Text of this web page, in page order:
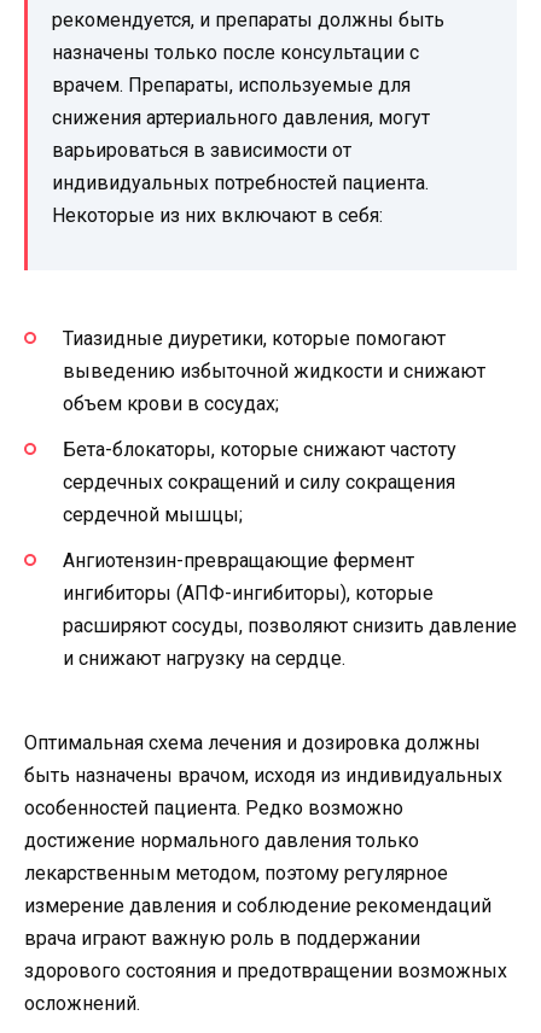
рекомендуется, и препараты должны быть
назначены только после консультации с
врачем. Препараты, используемые для
снижения артериального давления, могут
варьироваться в зависимости от
индивидуальных потребностей пациента.
Некоторые из них включают в себя:
Тиазидные диуретики, которые помогают
выведению избыточной жидкости и снижают
объем крови в сосудах;
Бета-блокаторы, которые снижают частоту
сердечных сокращений и силу сокращения
сердечной мышцы;
Ангиотензин-превращающие фермент
ингибиторы (АПФ-ингибиторы), которые
расширяют сосуды, позволяют снизить давление
и снижают нагрузку на сердце.
Оптимальная схема лечения и дозировка должны
быть назначены врачом, исходя из индивидуальных
особенностей пациента. Редко возможно
достижение нормального давления только
лекарственным методом, поэтому регулярное
измерение давления и соблюдение рекомендаций
врача играют важную роль в поддержании
здорового состояния и предотвращении возможных
осложнений.